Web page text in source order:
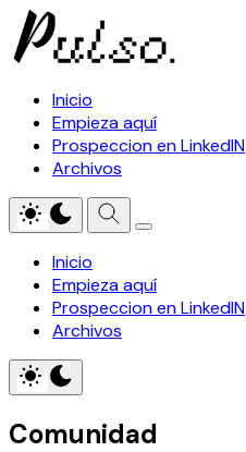
Inicio
Empieza aquí
Prospeccion en LinkedIN
Archivos
Inicio
Empieza aquí
Prospeccion en LinkedIN
Archivos
Comunidad